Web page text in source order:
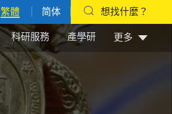
繁體 简体 想找什麼？
科研服務 產學研 更多